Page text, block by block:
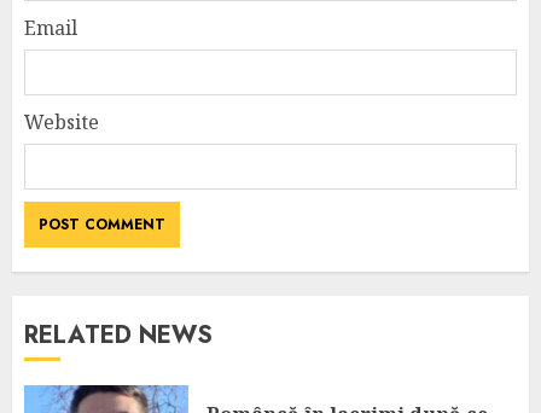
Email
Website
RELATED NEWS